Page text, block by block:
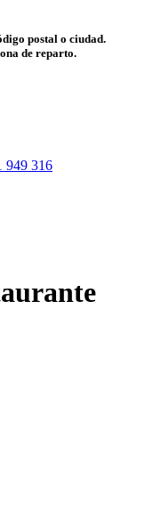
postal o ciudad.
de reparto.
949 316